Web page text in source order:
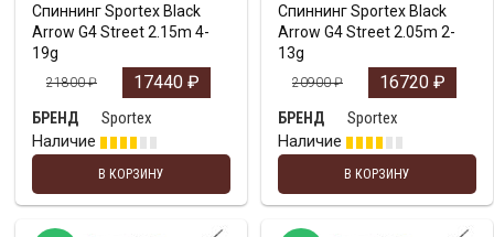
Спиннинг Sportex Black
Arrow G4 Street 2.15m 4-
19g
21800₽ 17440 ₽
БРЕНД
Sportex
Наличие
В КОРЗИНУ
Спиннинг Sportex Black
Arrow G4 Street 2.05m 2-
13g
20900₽ 16720 ₽
БРЕНД
Sportex
Наличие
В КОРЗИНУ